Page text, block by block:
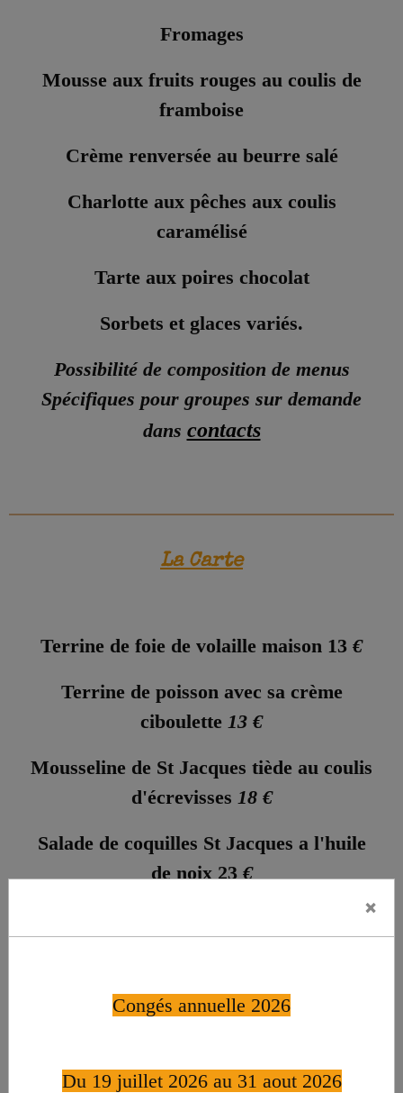
Fromages
Mousse aux fruits rouges au coulis de
framboise
Crème renversée au beurre salé
Charlotte aux pêches aux coulis
caramélisé
Tarte aux poires chocolat
Sorbets et glaces variés.
Possibilité de composition de menus
Spécifiques pour groupes sur demande
dans contacts
La Carte
Terrine de foie de volaille maison 13 €
Terrine de poisson avec sa crème
ciboulette 13 €
Mousseline de St Jacques tiède au coulis
d'écrevisses 18 €
Salade de coquilles St Jacques a l'huile
de noix 23€
Salade aux 3 canards (magret fumé, foie
Salade gourmande (duo de poissons
crus marinés citron vert, magrets de
×
Congés annuelle 2026
Du 19 juillet 2026 au 31 aout 2026